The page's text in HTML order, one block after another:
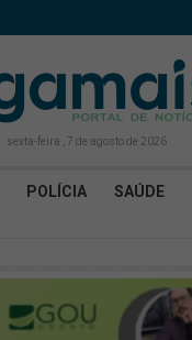
sexta-feira , 7 de agosto de 2026
POLÍCIA SAÚDE